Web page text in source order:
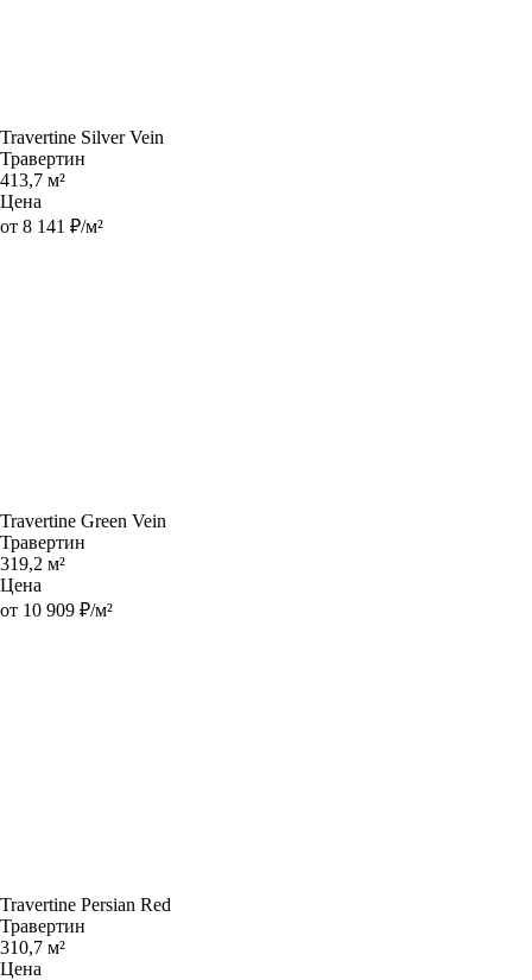
Travertine Silver Vein
Травертин
413,7 м²
Цена
от 8 141 ₽/м²
Travertine Green Vein
Травертин
319,2 м²
Цена
от 10 909 ₽/м²
Travertine Persian Red
Травертин
310,7 м²
Цена